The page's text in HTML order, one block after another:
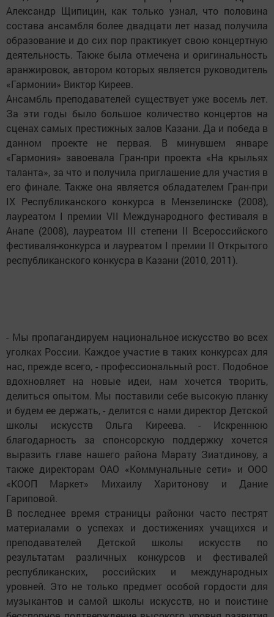
Александр Щипицин, как только узнал, что половина
состава ансамбля более двадцати лет назад получила
образование и до сих пор практикует свою концертную
деятельность. Также была отмечена и оригинальность
аранжировок, автором которых является руководитель
«Гармонии» Виктор Киреев.
Ансамбль преподавателей существует уже восемь лет.
За эти годы было большое количество концертов на
сценах самых престижных залов Казани. Да и победа в
данном проекте не первая. В минувшем январе
«Гармония» завоевала Гран-при проекта «На крыльях
таланта», за что и получила приглашение для участия в
его финале. Также она является обладателем Гран-при
IX Республиканского конкурса в Мензелинске (2008),
лауреатом I премии VII Международного фестиваля в
Анапе (2008), лауреатом III степени II Всероссийского
фестиваля-конкурса и лауреатом I премии II Открытого
республиканского конкусра в Казани (2010, 2011).
- Мы пропагандируем национальное искусство во всех
уголках России. Каждое участие в таких конкурсах для
нас, прежде всего, - профессиональный рост. Подобное
вдохновляет на новые идеи, нам хочется творить,
делиться опытом. Мы поставили себе высокую планку
и будем ее держать, - делится с нами директор Детской
школы искусств Ольга Киреева. - Искреннюю
благодарность за спонсорскую поддержку хочется
выразить главе нашего района Марату Зиатдинову, а
также директорам ОАО «Коммунальные сети» и ООО
«КООП Маркет» Михаилу Харитонову и Дание
Гариповой.
В последнее время страницы районки часто пестрят
материалами о успехах и достижениях учащихся и
преподавателей Детской школы искусств по
результатам различных конкурсов и фестивалей
республиканских, российских и международных
уровней. Это не только предмет особой гордости для
музыкантов и самой школы искусств, но и поистине